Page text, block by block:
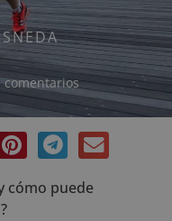
comentarios
cómo puede